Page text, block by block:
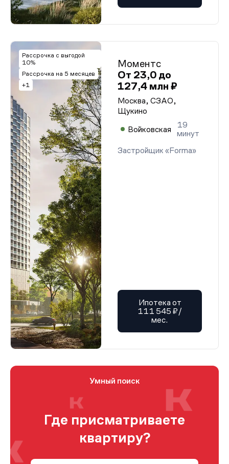
Рассрочка с выгодой
10%
Рассрочка на 5 месяцев
+1
Моментс
От 23,0 до
127,4 млн ₽
Москва, СЗАО,
Щукино
Войковская
19
минут
Застройщик «Forma»
Ипотека от
111 545 ₽/
мес.
Умный поиск
Где присматриваете
квартиру?